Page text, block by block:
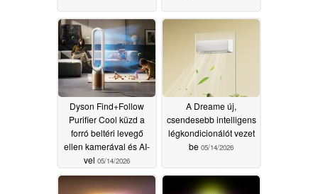
Dyson Find+Follow
Purifier Cool küzd a
forró beltéri levegő
ellen kamerával és AI-
vel 05/14/2026
A Dreame új,
csendesebb intelligens
légkondicionálót vezet
be 05/14/2026